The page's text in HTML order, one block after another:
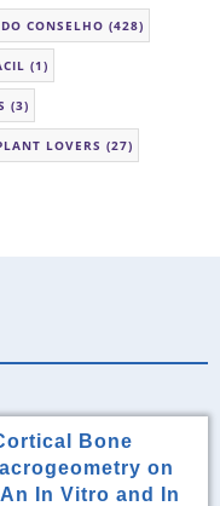
CONSELHO (428)
(1)
(3)
LOVERS (27)
Bone
on
In Vitro and In